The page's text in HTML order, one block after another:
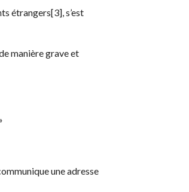
étrangers[3], s’est
manière grave et
une adresse